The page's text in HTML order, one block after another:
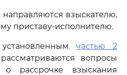
взыскателю,
приставу-исполнителю.
частью 2
вопросы
рассрочке взыскания